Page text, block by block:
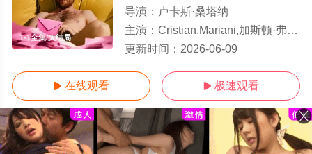
1-1全集/大结局
导演： 卢卡斯·桑塔纳
主演： Cristian,Mariani,加斯顿·弗里斯
更新时间： 2026-06-09
 在线观看  极速观看